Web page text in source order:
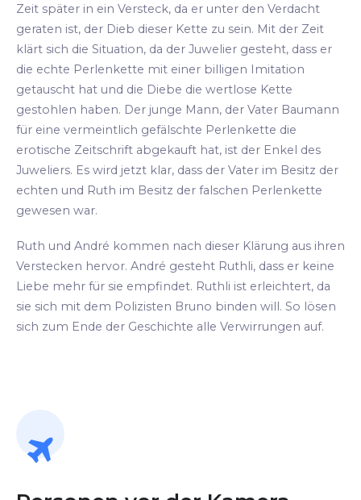
Zeit später in ein Versteck, da er unter den Verdacht
geraten ist, der Dieb dieser Kette zu sein. Mit der Zeit
klärt sich die Situation, da der Juwelier gesteht, dass er
die echte Perlenkette mit einer billigen Imitation
getauscht hat und die Diebe die wertlose Kette
gestohlen haben. Der junge Mann, der Vater Baumann
für eine vermeintlich gefälschte Perlenkette die
erotische Zeitschrift abgekauft hat, ist der Enkel des
Juweliers. Es wird jetzt klar, dass der Vater im Besitz der
echten und Ruth im Besitz der falschen Perlenkette
gewesen war.
Ruth und André kommen nach dieser Klärung aus ihren
Verstecken hervor. André gesteht Ruthli, dass er keine
Liebe mehr für sie empfindet. Ruthli ist erleichtert, da
sie sich mit dem Polizisten Bruno binden will. So lösen
sich zum Ende der Geschichte alle Verwirrungen auf.